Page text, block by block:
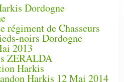
Dordogne
de Chasseurs
noirs Dordogne
2013
ZERALDA
Harkis
Harkis 12 Mai 2014